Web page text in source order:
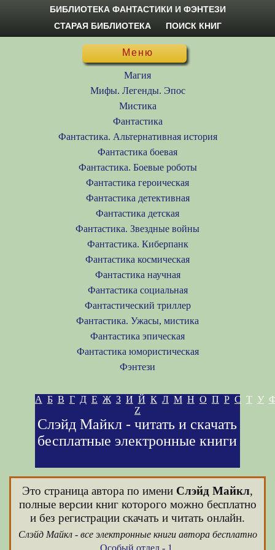
БИБЛИОТЕКА ФАНТАСТИКИ И ФЭНТЕЗИ
СТАРАЯ БИБЛИОТЕКА
ПОИСК КНИГ
Меню
Магия
Мифы. Легенды. Эпос
Мистика
Фантастика
Фантастика. Альтернативная история
Фантастика боевая
Фантастика. Боевые роботы
Фантастика героическая
Фантастика детективная
Фантастика детская
Фантастика. Звездные войны
Фантастика. Киберпанк
Фантастика космическая
Фантастика научная
Фантастика социальная
Фантастический триллер
Фантастика. Ужасы, мистика
Фантастика эпическая
Фантастика юмористическая
Фэнтези
А Б В Г Д Е Ж З И Й К Л М Н О П Р С Т У
Z
Слэйд Майкл - читать и скачать
бесплатные электронные книги
Это страница автора по имени Слэйд Майкл,
полные версии книг которого можно бесплатно
и без регистрации скачать и читать онлайн.
Слэйд Майкл - все электронные книги автора бесплатно
Особый отдел - 1.